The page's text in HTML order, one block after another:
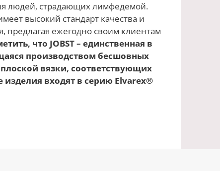
людей, страдающих лимфедемой.
высокий стандарт качества и
предлагая ежегодно своим клиентам
что JOBST – единственная в
производством бесшовных
вязки, соответствующих
входят в серию Elvarex®